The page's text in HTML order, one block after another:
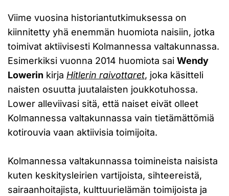
Viime vuosina historiantutkimuksessa on
kiinnitetty yhä enemmän huomiota naisiin, jotka
toimivat aktiivisesti Kolmannessa valtakunnassa.
Esimerkiksi vuonna 2014 huomiota sai Wendy
Lowerin kirja Hitlerin raivottaret, joka käsitteli
naisten osuutta juutalaisten joukkotuhossa.
Lower alleviivasi sitä, että naiset eivät olleet
Kolmannessa valtakunnassa vain tietämättömiä
kotirouvia vaan aktiivisia toimijoita.
Kolmannessa valtakunnassa toimineista naisista
kuten keskitysleirien vartijoista, sihteereistä,
sairaanhoitajista, kulttuurielämän toimijoista ja